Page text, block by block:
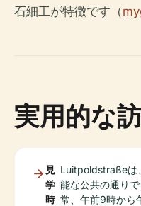
石細工が特徴です（
実用的な
見
学
時
Luitpoldstraßeは
能な公共の通り
常、午前9時から